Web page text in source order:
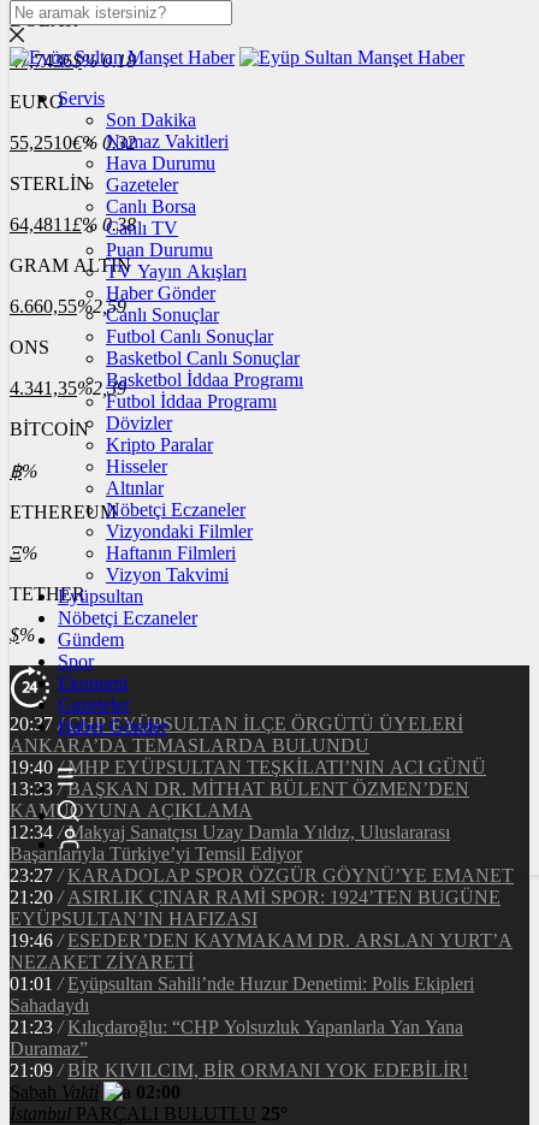
DOLAR
47,7436$% 0.18
EURO
55,2510€% 0.32
STERLİN
64,4811£% 0.38
GRAM ALTIN
6.660,55%2,59
ONS
4.341,35%2,39
BİTCOİN
฿%
ETHEREUM
Ξ%
TETHER
$%
Servis
Son Dakika
Namaz Vakitleri
Hava Durumu
Gazeteler
Canlı Borsa
Canlı TV
Puan Durumu
TV Yayın Akışları
Haber Gönder
Canlı Sonuçlar
Futbol Canlı Sonuçlar
Basketbol Canlı Sonuçlar
Basketbol İddaa Programı
Futbol İddaa Programı
Dövizler
Kripto Paralar
Hisseler
Altınlar
Nöbetçi Eczaneler
Vizyondaki Filmler
Haftanın Filmleri
Vizyon Takvimi
Eyüpsultan
Nöbetçi Eczaneler
Gündem
Spor
Ekonomi
Gazeteler
Haber Gönder
20:37 / CHP EYÜPSULTAN İLÇE ÖRGÜTÜ ÜYELERİ
ANKARA’DA TEMASLARDA BULUNDU
19:40 / MHP EYÜPSULTAN TEŞKİLATI’NIN ACI GÜNÜ
13:33 / BAŞKAN DR. MİTHAT BÜLENT ÖZMEN’DEN
KAMUOYUNA AÇIKLAMA
12:34 / Makyaj Sanatçısı Uzay Damla Yıldız, Uluslararası
Başarılarıyla Türkiye’yi Temsil Ediyor
23:27 / KARADOLAP SPOR ÖZGÜR GÖYNÜ’YE EMANET
21:20 / ASIRLIK ÇINAR RAMİ SPOR: 1924’TEN BUGÜNE
EYÜPSULTAN’IN HAFIZASI
19:46 / ESEDER’DEN KAYMAKAM DR. ARSLAN YURT’A
NEZAKET ZİYARETİ
01:01 / Eyüpsultan Sahili’nde Huzur Denetimi: Polis Ekipleri
Sahadaydı
21:23 / Kılıçdaroğlu: “CHP Yolsuzluk Yapanlarla Yan Yana
Duramaz”
21:09 / BİR KIVILCIM, BİR ORMANI YOK EDEBİLİR!
Sabah Vakti
02:00
İstanbul PARÇALI BULUTLU 25°